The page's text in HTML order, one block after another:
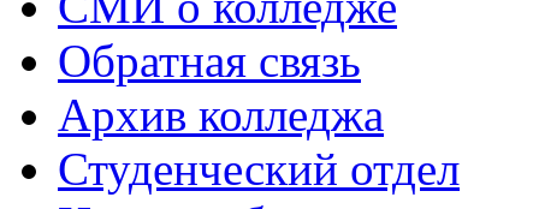
Обратная связь
Архив колледжа
Студенческий отдел